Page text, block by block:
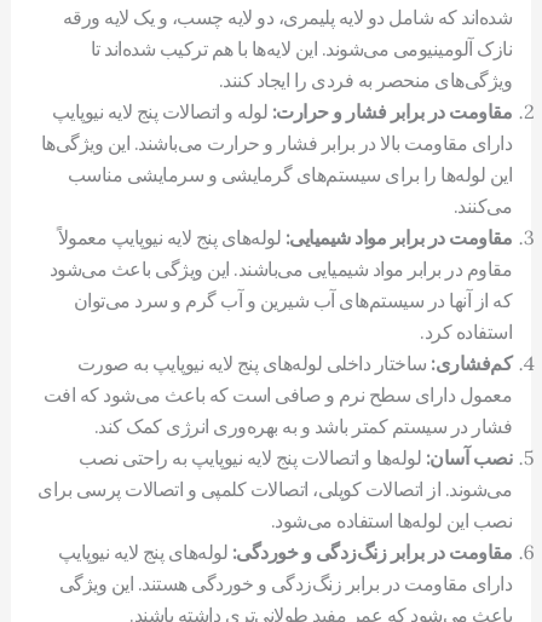
شده‌اند که شامل دو لایه پلیمری، دو لایه چسب، و یک لایه ورقه
نازک آلومینیومی می‌شوند. این لایه‌ها با هم ترکیب شده‌اند تا
ویژگی‌های منحصر به فردی را ایجاد کنند.
مقاومت در برابر فشار و حرارت: لوله و اتصالات پنج لایه نیوپایپ
دارای مقاومت بالا در برابر فشار و حرارت می‌باشند. این ویژگی‌ها
این لوله‌ها را برای سیستم‌های گرمایشی و سرمایشی مناسب
می‌کنند.
مقاومت در برابر مواد شیمیایی: لوله‌های پنج لایه نیوپایپ معمولاً
مقاوم در برابر مواد شیمیایی می‌باشند. این ویژگی باعث می‌شود
که از آنها در سیستم‌های آب شیرین و آب گرم و سرد می‌توان
استفاده کرد.
کم‌فشاری: ساختار داخلی لوله‌های پنج لایه نیوپایپ به صورت
معمول دارای سطح نرم و صافی است که باعث می‌شود که افت
فشار در سیستم کمتر باشد و به بهره‌وری انرژی کمک کند.
نصب آسان: لوله‌ها و اتصالات پنج لایه نیوپایپ به راحتی نصب
می‌شوند. از اتصالات کوپلی، اتصالات کلمپی و اتصالات پرسی برای
نصب این لوله‌ها استفاده می‌شود.
مقاومت در برابر زنگ‌زدگی و خوردگی: لوله‌های پنج لایه نیوپایپ
دارای مقاومت در برابر زنگ‌زدگی و خوردگی هستند. این ویژگی
باعث می‌شود که عمر مفید طولانی‌تری داشته باشند.